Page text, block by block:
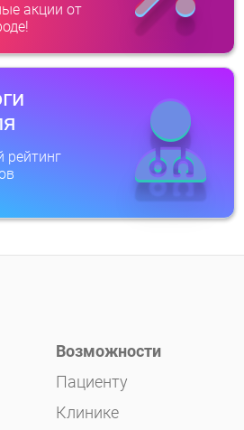
акции от
рейтинг
Возможности
Пациенту
Клинике